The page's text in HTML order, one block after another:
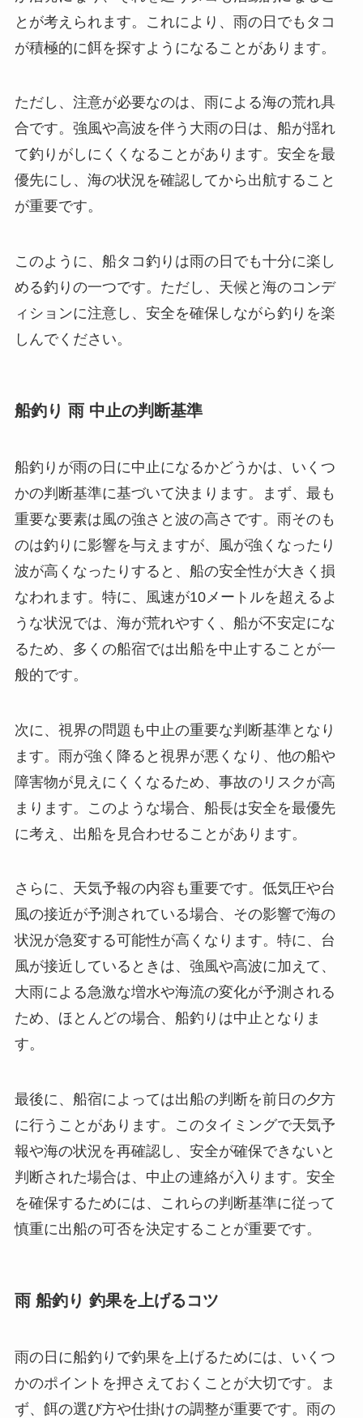
とが考えられます。これにより、雨の日でもタコ
が積極的に餌を探すようになることがあります。
ただし、注意が必要なのは、雨による海の荒れ具
合です。強風や高波を伴う大雨の日は、船が揺れ
て釣りがしにくくなることがあります。安全を最
優先にし、海の状況を確認してから出航すること
が重要です。
このように、船タコ釣りは雨の日でも十分に楽し
める釣りの一つです。ただし、天候と海のコンデ
ィションに注意し、安全を確保しながら釣りを楽
しんでください。
船釣り 雨 中止の判断基準
船釣りが雨の日に中止になるかどうかは、いくつ
かの判断基準に基づいて決まります。まず、最も
重要な要素は風の強さと波の高さです。雨そのも
のは釣りに影響を与えますが、風が強くなったり
波が高くなったりすると、船の安全性が大きく損
なわれます。特に、風速が10メートルを超えるよ
うな状況では、海が荒れやすく、船が不安定にな
るため、多くの船宿では出船を中止することが一
般的です。
次に、視界の問題も中止の重要な判断基準となり
ます。雨が強く降ると視界が悪くなり、他の船や
障害物が見えにくくなるため、事故のリスクが高
まります。このような場合、船長は安全を最優先
に考え、出船を見合わせることがあります。
さらに、天気予報の内容も重要です。低気圧や台
風の接近が予測されている場合、その影響で海の
状況が急変する可能性が高くなります。特に、台
風が接近しているときは、強風や高波に加えて、
大雨による急激な増水や海流の変化が予測される
ため、ほとんどの場合、船釣りは中止となりま
す。
最後に、船宿によっては出船の判断を前日の夕方
に行うことがあります。このタイミングで天気予
報や海の状況を再確認し、安全が確保できないと
判断された場合は、中止の連絡が入ります。安全
を確保するためには、これらの判断基準に従って
慎重に出船の可否を決定することが重要です。
雨 船釣り 釣果を上げるコツ
雨の日に船釣りで釣果を上げるためには、いくつ
かのポイントを押さえておくことが大切です。ま
ず、餌の選び方や仕掛けの調整が重要です。雨の